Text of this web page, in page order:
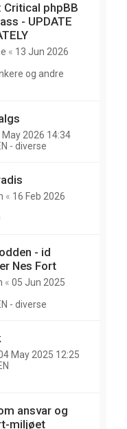
Critical phpBB
- UPDATE
« 13 Jun 2026
og andre
May 2026 14:34
- diverse
« 16 Feb 2026
- id
Nes Fort
« 05 Jun 2025
- diverse
May 2025 12:25
ansvar og
miljøet